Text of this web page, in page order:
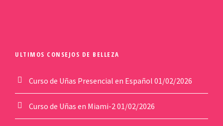
ULTIMOS CONSEJOS DE BELLEZA
Curso de Uñas Presencial en Español 01/02/2026
Curso de Uñas en Miami-201/02/2026